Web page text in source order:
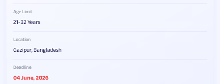
Age Limit
21-32 Years
Location
Gazipur, Bangladesh
Deadline
04 June, 2026